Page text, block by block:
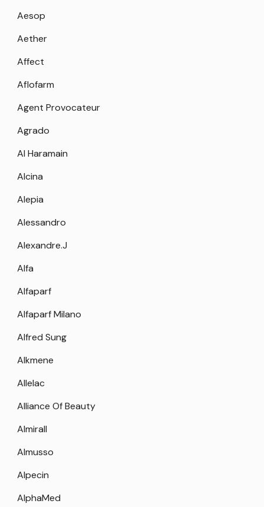
Aesop
Aether
Affect
Aflofarm
Agent Provocateur
Agrado
Al Haramain
Alcina
Alepia
Alessandro
Alexandre.J
Alfa
Alfaparf
Alfaparf Milano
Alfred Sung
Alkmene
Allelac
Alliance Of Beauty
Almirall
Almusso
Alpecin
AlphaMed